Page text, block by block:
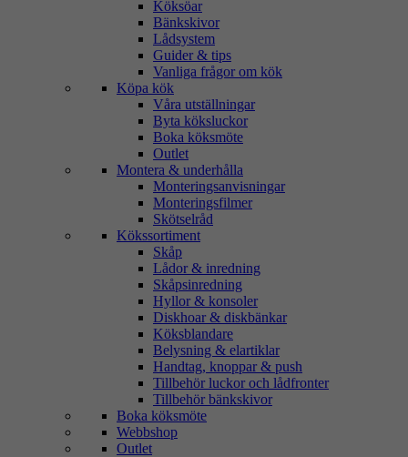
Köksöar
Bänkskivor
Lådsystem
Guider & tips
Vanliga frågor om kök
Köpa kök
Våra utställningar
Byta köksluckor
Boka köksmöte
Outlet
Montera & underhålla
Monteringsanvisningar
Monteringsfilmer
Skötselråd
Kökssortiment
Skåp
Lådor & inredning
Skåpsinredning
Hyllor & konsoler
Diskhoar & diskbänkar
Köksblandare
Belysning & elartiklar
Handtag, knoppar & push
Tillbehör luckor och lådfronter
Tillbehör bänkskivor
Boka köksmöte
Webbshop
Outlet